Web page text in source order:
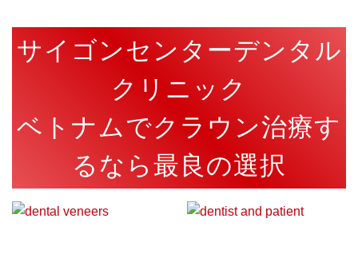
サイゴンセンターデンタル
クリニック
ベトナムでクラウン治療す
るなら最良の選択